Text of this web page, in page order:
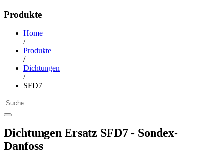
Produkte
Home
/
Produkte
/
Dichtungen
/
SFD7
Dichtungen Ersatz SFD7 - Sondex-
Danfoss